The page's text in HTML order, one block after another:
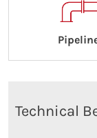
Technical